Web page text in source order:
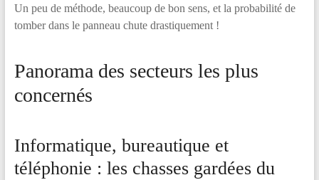
Un peu de méthode, beaucoup de bon sens, et la probabilité de
tomber dans le panneau chute drastiquement !
Panorama des secteurs les plus
concernés
Informatique, bureautique et
téléphonie : les chasses gardées du